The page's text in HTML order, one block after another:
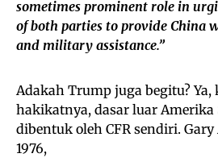
sometimes prominent role in
of both parties to provide China
and military assistance.”
Adakah Trump juga begitu?
hakikatnya, dasar luar
dibentuk oleh CFR sendiri.
1976,